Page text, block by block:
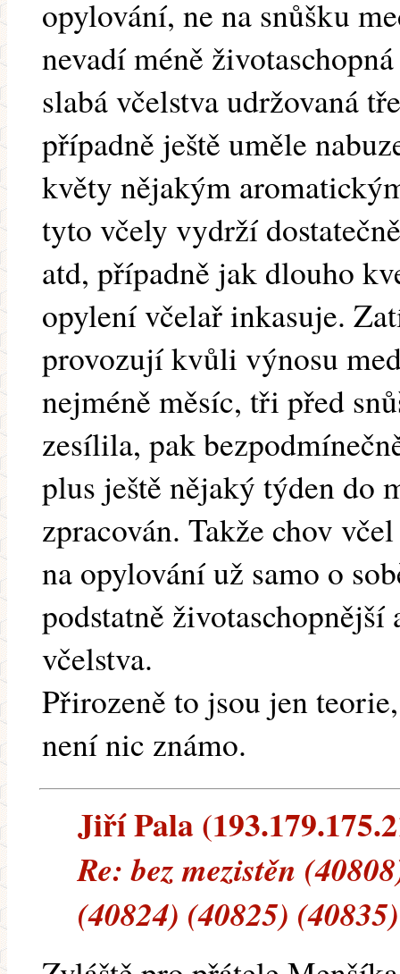
opylování, ne na snůšku
nevadí méně
slabá včelstva udržovaná
případně ještě uměle
květy nějakým
tyto včely vydrží
atd, případně jak dlouho
opylení včelař inkasuje.
provozují kvůli výnosu
nejméně měsíc, tři před
zesílila, pak
plus ještě nějaký týden do
zpracován. Takže chov
na opylování už samo o
podstatně
včelstva.
Přirozeně to jsou jen
není nic známo.
Jiří Pala
Re: bez mezistěn
(40824) (40825)